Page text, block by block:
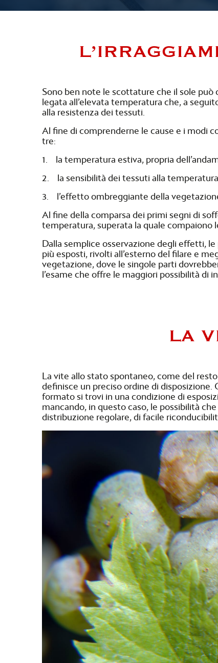
Sono ben note le scottature che il sole
legata all’elevata temperatura che, a
alla resistenza dei tessuti.
Al fine di comprenderne le cause e i modi
tre:
1. la temperatura estiva, propria
2. la sensibilità dei tessuti alla
3. l’effetto ombreggiante della
Al fine della comparsa dei primi segni di
temperatura, superata la quale
Dalla semplice osservazione degli effetti,
più esposti, rivolti all’esterno del filare e
vegetazione, dove le singole parti
l’esame che offre le maggiori possibilità di
LA
La vite allo stato spontaneo, come del
definisce un preciso ordine di
formato si trovi in una condizione di
mancando, in questo caso, le possibilità
distribuzione regolare, di facile